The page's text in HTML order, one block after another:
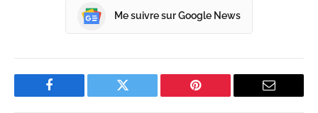
Me suivre sur Google News
Facebook Twitter Pinterest Email